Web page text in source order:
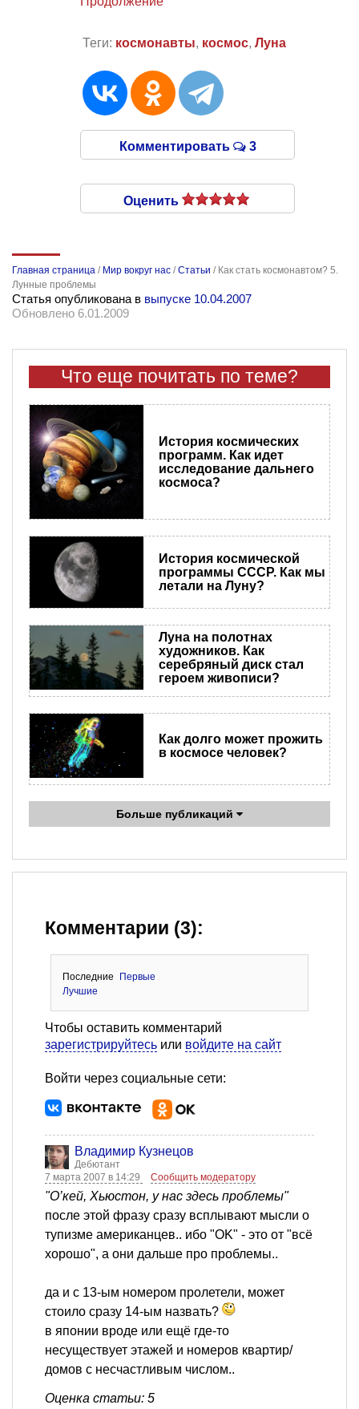
Теги: космонавты, космос, Луна
Комментировать 3
Оценить
Главная страница / Мир вокруг нас /Статьи / Как стать космонавтом? 5.
Лунные проблемы
Статья опубликована в выпуске 10.04.2007
Обновлено 6.01.2009
Что еще почитать по теме?
История космических
программ. Как идет
исследование дальнего
космоса?
История космической
программы СССР. Как мы
летали на Луну?
Луна на полотнах
художников. Как
серебряный диск стал
героем живописи?
Как долго может прожить
в космосе человек?
Больше публикаций
Комментарии (3):
Последние
Первые
Лучшие
Чтобы оставить комментарий
зарегистрируйтесь или войдите на сайт
Войти через социальные сети:
Владимир Кузнецов
Дебютант
7 марта 2007 в 14:29
Сообщить модератору
"О’кей, Хьюстон, у нас здесь проблемы"
после этой фразу сразу всплывают мысли о
тупизме американцев.. ибо "OK" - это от "всё
хорошо", а они дальше про проблемы..
да и с 13-ым номером пролетели, может
стоило сразу 14-ым назвать?
в японии вроде или ещё где-то
несуществует этажей и номеров квартир/
домов с несчастливым числом..
Оценка статьи: 5